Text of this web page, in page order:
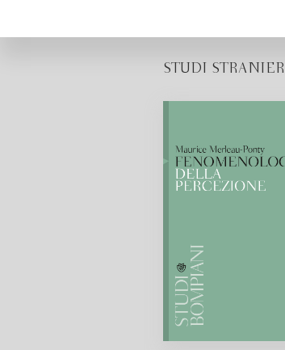
STUDI STRANIERI